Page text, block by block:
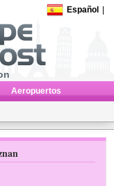
Español
Aeropuertos